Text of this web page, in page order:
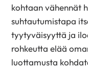
kohtaan vähennät
suhtautumistapa
tyytyväisyyttä ja
rohkeutta elää
luottamusta